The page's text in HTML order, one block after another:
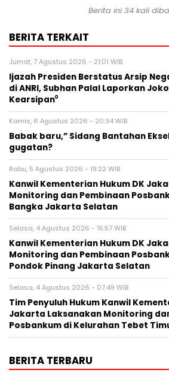
Berita ini 34 kali
BERITA TERKAIT
Jumat, 7 Agustus 2026 - 21:01 WIB
Ijazah Presiden Berstatus Arsip
di ANRI, Subhan Palal Laporkan
Kearsipan⁰
Kamis, 6 Agustus 2026 - 20:34 WIB
Babak baru,” Sidang Bantahan
gugatan?
Rabu, 5 Agustus 2026 - 19:22 WIB
Kanwil Kementerian Hukum DK
Monitoring dan Pembinaan
Bangka Jakarta Selatan
Selasa, 4 Agustus 2026 - 15:57 WIB
Kanwil Kementerian Hukum DK
Monitoring dan Pembinaan
Pondok Pinang Jakarta Selatan
Selasa, 4 Agustus 2026 - 07:49 WIB
Tim Penyuluh Hukum Kanwil
Jakarta Laksanakan Monitoring
Posbankum di Kelurahan Tebet
BERITA TERBARU